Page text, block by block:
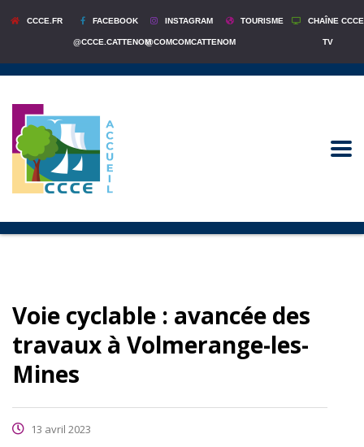
CCCE.FR FACEBOOK
@CCCE.CATTENOM
INSTAGRAM
@COMCOMCATTENOM
TOURISME CHAÎNE CCCE
TV
Voie cyclable : avancée des
travaux à Volmerange-les-
Mines
13 avril 2023